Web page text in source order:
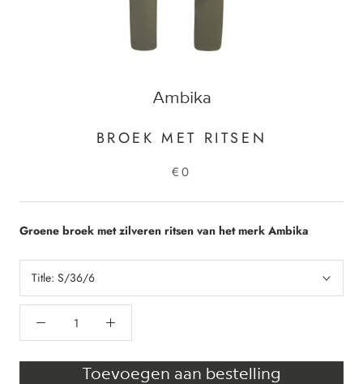
Ambika
BROEK MET RITSEN
€0
Groene broek met zilveren ritsen van het merk Ambika
Title: S/36/6
Toevoegen aan bestelling